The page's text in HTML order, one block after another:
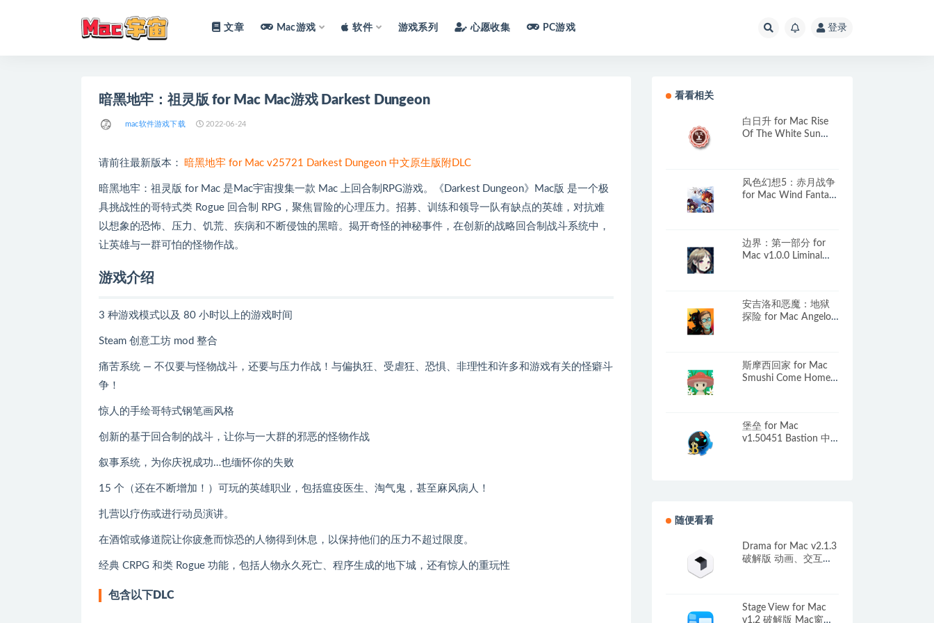
文章 Mac游戏 软件 游戏系列 心愿收集 PC游戏 登录
暗黑地牢：祖灵版 for Mac Mac游戏 Darkest Dungeon
mac软件游戏下载 2022-06-24
请前往最新版本： 暗黑地牢 for Mac v25721 Darkest Dungeon 中文原生版附DLC
暗黑地牢：祖灵版 for Mac 是Mac宇宙搜集一款 Mac 上回合制RPG游戏。《Darkest Dungeon》Mac版 是一个极
具挑战性的哥特式类 Rogue 回合制 RPG，聚焦冒险的心理压力。招募、训练和领导一队有缺点的英雄，对抗难
以想象的恐怖、压力、饥荒、疾病和不断侵蚀的黑暗。揭开奇怪的神秘事件，在创新的战略回合制战斗系统中，
让英雄与一群可怕的怪物作战。
游戏介绍
3 种游戏模式以及 80 小时以上的游戏时间
Steam 创意工坊 mod 整合
痛苦系统 — 不仅要与怪物战斗，还要与压力作战！与偏执狂、受虐狂、恐惧、非理性和许多和游戏有关的怪癖斗
争！
惊人的手绘哥特式钢笔画风格
创新的基于回合制的战斗，让你与一大群的邪恶的怪物作战
叙事系统，为你庆祝成功…也缅怀你的失败
15 个（还在不断增加！）可玩的英雄职业，包括瘟疫医生、淘气鬼，甚至麻风病人！
扎营以疗伤或进行动员演讲。
在酒馆或修道院让你疲惫而惊恐的人物得到休息，以保持他们的压力不超过限度。
经典 CRPG 和类 Rogue 功能，包括人物永久死亡、程序生成的地下城，还有惊人的重玩性
包含以下DLC
看看相关
白日升 for Mac Rise
Of The White Sun
风色幻想5：赤月战争
for Mac Wind Fantasy
边界：第一部分 for
Mac v1.0.0 Liminal
安吉洛和恶魔：地狱
探险 for Mac Angelo
斯摩西回家 for Mac
Smushi Come Home
堡垒 for Mac
v1.50451 Bastion 中
随便看看
Drama for Mac v2.1.3
破解版 动画、交互原
Stage View for Mac
v1.2 破解版 Mac窗口